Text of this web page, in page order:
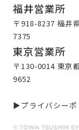
福井営業所
〒918-8237 福井
7375
東京営業所
〒130-0014 東京
9652
プライバシーポ